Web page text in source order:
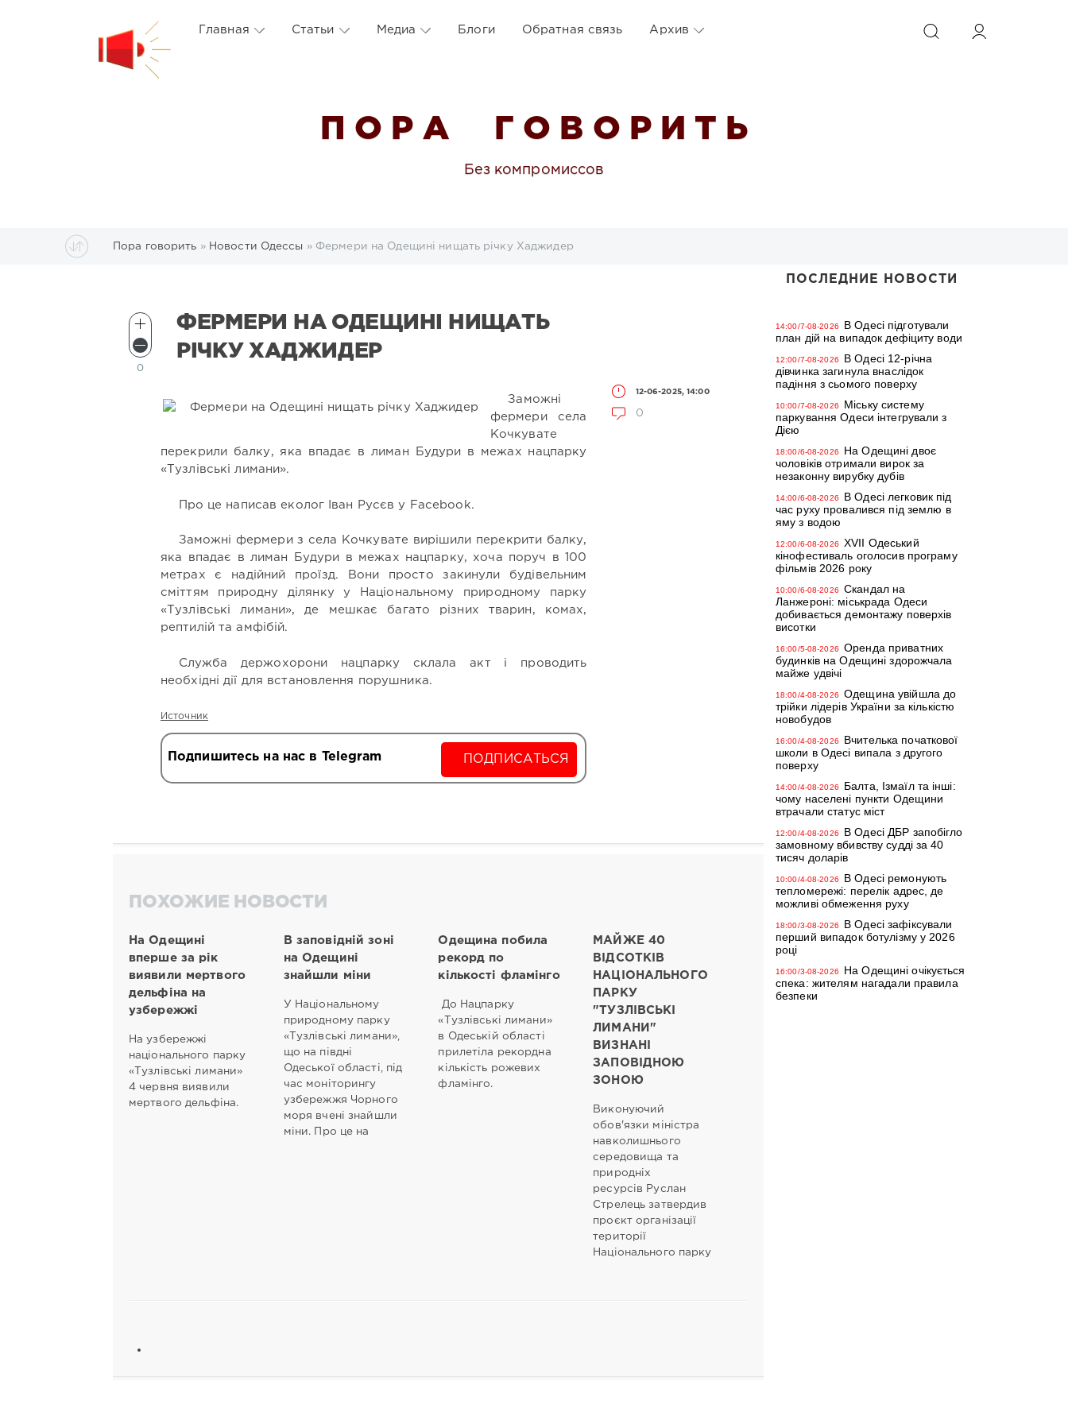
ИСКАТЬ
Главная Статьи Медиа Блоги Обратная связь Архив
П О Р А Г О В О Р И Т Ь
Без компромиссов
Пора говорить » Новости Одессы » Фермери на Одещині нищать річку Хаджидер
ФЕРМЕРИ НА ОДЕЩИНІ НИЩАТЬ
РІЧКУ ХАДЖИДЕР
12-06-2025, 14:00
0
0
Заможні
фермери села
Кочкувате
перекрили балку, яка впадає в лиман Будури в межах нацпарку
«Тузлівські лимани».
Про це написав еколог Іван Русєв у Facebook.
Заможні фермери з села Кочкувате вирішили перекрити балку,
яка впадає в лиман Будури в межах нацпарку, хоча поруч в 100
метрах є надійний проїзд. Вони просто закинули будівельним
сміттям природну ділянку у Національному природному парку
«Тузлівські лимани», де мешкає багато різних тварин, комах,
рептилій та амфібій.
Служба держохорони нацпарку склала акт і проводить
необхідні дії для встановлення порушника.
Источник
Подпишитесь на нас в Telegram ПОДПИСАТЬСЯ
ПОХОЖИЕ НОВОСТИ
На Одещині
вперше за рік
виявили мертвого
дельфіна на
узбережжі
На узбережжі
національного парку
«Тузлівські лимани»
4 червня виявили
мертвого дельфіна.
В заповідній зоні
на Одещині
знайшли міни
У Національному
природному парку
«Тузлівські лимани»,
що на півдні
Одеської області, під
час моніторингу
узбережжя Чорного
моря вчені знайшли
міни. Про це на
Одещина побила
рекорд по
кількості фламінго
До Нацпарку
«Тузлівські лимани»
в Одеській області
прилетіла рекордна
кількість рожевих
фламінго.
МАЙЖЕ 40
ВІДСОТКІВ
НАЦІОНАЛЬНОГО
ПАРКУ
"ТУЗЛІВСЬКІ
ЛИМАНИ"
ВИЗНАНІ
ЗАПОВІДНОЮ
ЗОНОЮ
Виконуючий
обов'язки міністра
навколишнього
середовища та
природніх
ресурсів Руслан
Стрелець затвердив
проєкт організації
території
Національного парку
ПОСЛЕДНИЕ НОВОСТИ
14:00/7-08-2026
В Одесі підготували
план дій на випадок дефіциту води
12:00/7-08-2026
В Одесі 12-річна
дівчинка загинула внаслідок
падіння з сьомого поверху
10:00/7-08-2026
Міську систему
паркування Одеси інтегрували з
Дією
18:00/6-08-2026
На Одещині двоє
чоловіків отримали вирок за
незаконну вирубку дубів
14:00/6-08-2026
В Одесі легковик під
час руху провалився під землю в
яму з водою
12:00/6-08-2026
XVII Одеський
кінофестиваль оголосив програму
фільмів 2026 року
10:00/6-08-2026
Скандал на
Ланжероні: міськрада Одеси
добивається демонтажу поверхів
висотки
16:00/5-08-2026
Оренда приватних
будинків на Одещині здорожчала
майже удвічі
18:00/4-08-2026
Одещина увійшла до
трійки лідерів України за кількістю
новобудов
16:00/4-08-2026
Вчителька початкової
школи в Одесі випала з другого
поверху
14:00/4-08-2026
Балта, Ізмаїл та інші:
чому населені пункти Одещини
втрачали статус міст
12:00/4-08-2026
В Одесі ДБР запобігло
замовному вбивству судді за 40
тисяч доларів
10:00/4-08-2026
В Одесі ремонують
тепломережі: перелік адрес, де
можливі обмеження руху
18:00/3-08-2026
В Одесі зафіксували
перший випадок ботулізму у 2026
році
16:00/3-08-2026
На Одещині очікується
спека: жителям нагадали правила
безпеки